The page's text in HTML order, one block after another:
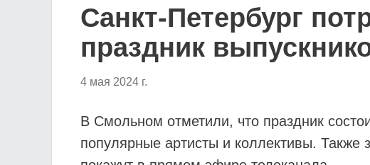
Санкт-Петербург
праздник
4 мая 2024 г.
В Смольном отметили, что праздник
популярные артисты и коллективы. Также